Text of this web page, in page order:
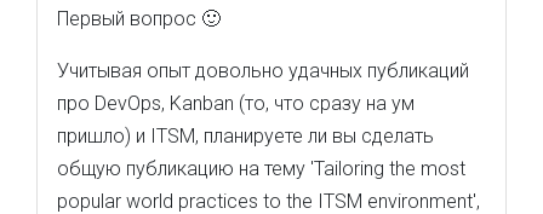
Первый вопрос 🙂
Учитывая опыт довольно удачных публикаций
про DevOps, Kanban (то, что сразу на ум
пришло) и ITSM, планируете ли вы сделать
общую публикацию на тему 'Tailoring the most
popular world practices to the ITSM environment',